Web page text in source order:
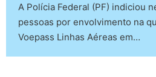
A Polícia Federal (PF) indiciou
pessoas por envolvimento na
Voepass Linhas Aéreas em…